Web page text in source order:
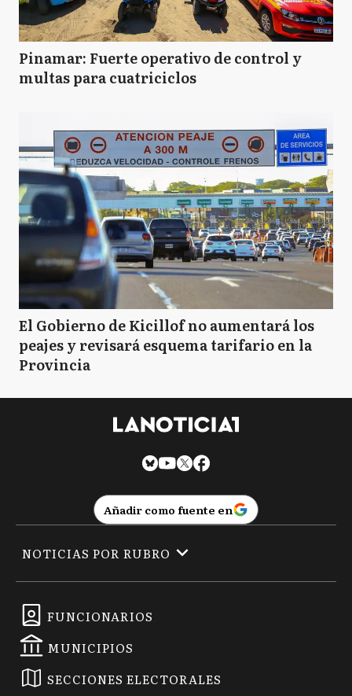
Pinamar: Fuerte operativo de control y
multas para cuatriciclos
El Gobierno de Kicillof no aumentará los
peajes y revisará esquema tarifario en la
Provincia
Añadir como fuente en
FUNCIONARIOS
MUNICIPIOS
SECCIONES ELECTORALES
NOTICIAS POR RUBRO